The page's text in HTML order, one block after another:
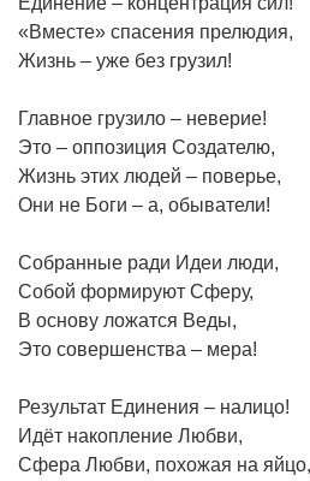
«Вместе» спасения прелюдия,
Жизнь – уже без грузил!
Главное грузило – неверие!
Это – оппозиция Создателю,
Жизнь этих людей – поверье,
Они не Боги – а, обыватели!
Собранные ради Идеи люди,
Собой формируют Сферу,
В основу ложатся Веды,
Это совершенства – мера!
Результат Единения – налицо!
Идёт накопление Любви,
Сфера Любви, похожая на яйцо,